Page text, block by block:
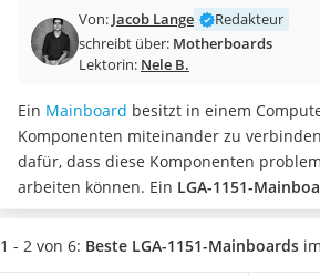
Diascanner
Laser-Multifunktionsdrucker
Powerstation mit Solarpanel
Gaming-PC
Soundbar
17-Zoll-Laptop
Satellitenschüssel
Gaming-Headset
Von: Jacob Lange
Redakteur
schreibt über: Motherboards
Lektorin: Nele B.
Ein Mainboard besitzt in einem
Komponenten miteinander zu
dafür, dass diese Komponenten
arbeiten können. Ein LGA-1151-
Prozessorsockel perfekt geeignet.
Motherboard laut diversen Tests im
1 - 2 von 6: Beste LGA-1151-Mainboards